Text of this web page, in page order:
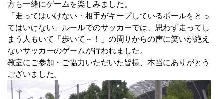
方も一緒にゲームを楽しみました。
「走ってはいけない・相手がキープしているボールをとっ
てはいけない」ルールでのサッカーでは、思わず走ってし
まう人もいて「歩いて～！」の周りからの声に笑いが絶え
ないサッカーのゲームが行われました。
教室にご参加・ご協力いただいた皆様、本当にありがとう
ございました。